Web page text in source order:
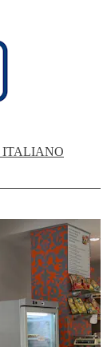
ITALIANO